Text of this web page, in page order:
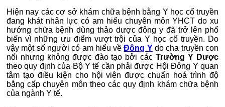
Hiện nay các cơ sở khám chữa bệnh bằng Y học cổ truyền
đang khát nhân lực có am hiểu chuyên môn YHCT do xu
hướng chữa bệnh dùng thảo dược đông y đã trở lên phổ
biến vì những ưu điểm vượt trội của Y học cổ truyền. Do
vậy một số người có am hiểu vềĐông Ydo cha truyền con
nối nhưng không được đào tạo bởi cácTrường Y Dược
theo quy định của Bộ Y tế cần phải được Hội Đông Y quan
tâm tạo điều kiện cho hội viên được chuẩn hoá trình độ
bằng cấp chuyên môn theo các quy định khám chữa bệnh
của ngành Y tế.